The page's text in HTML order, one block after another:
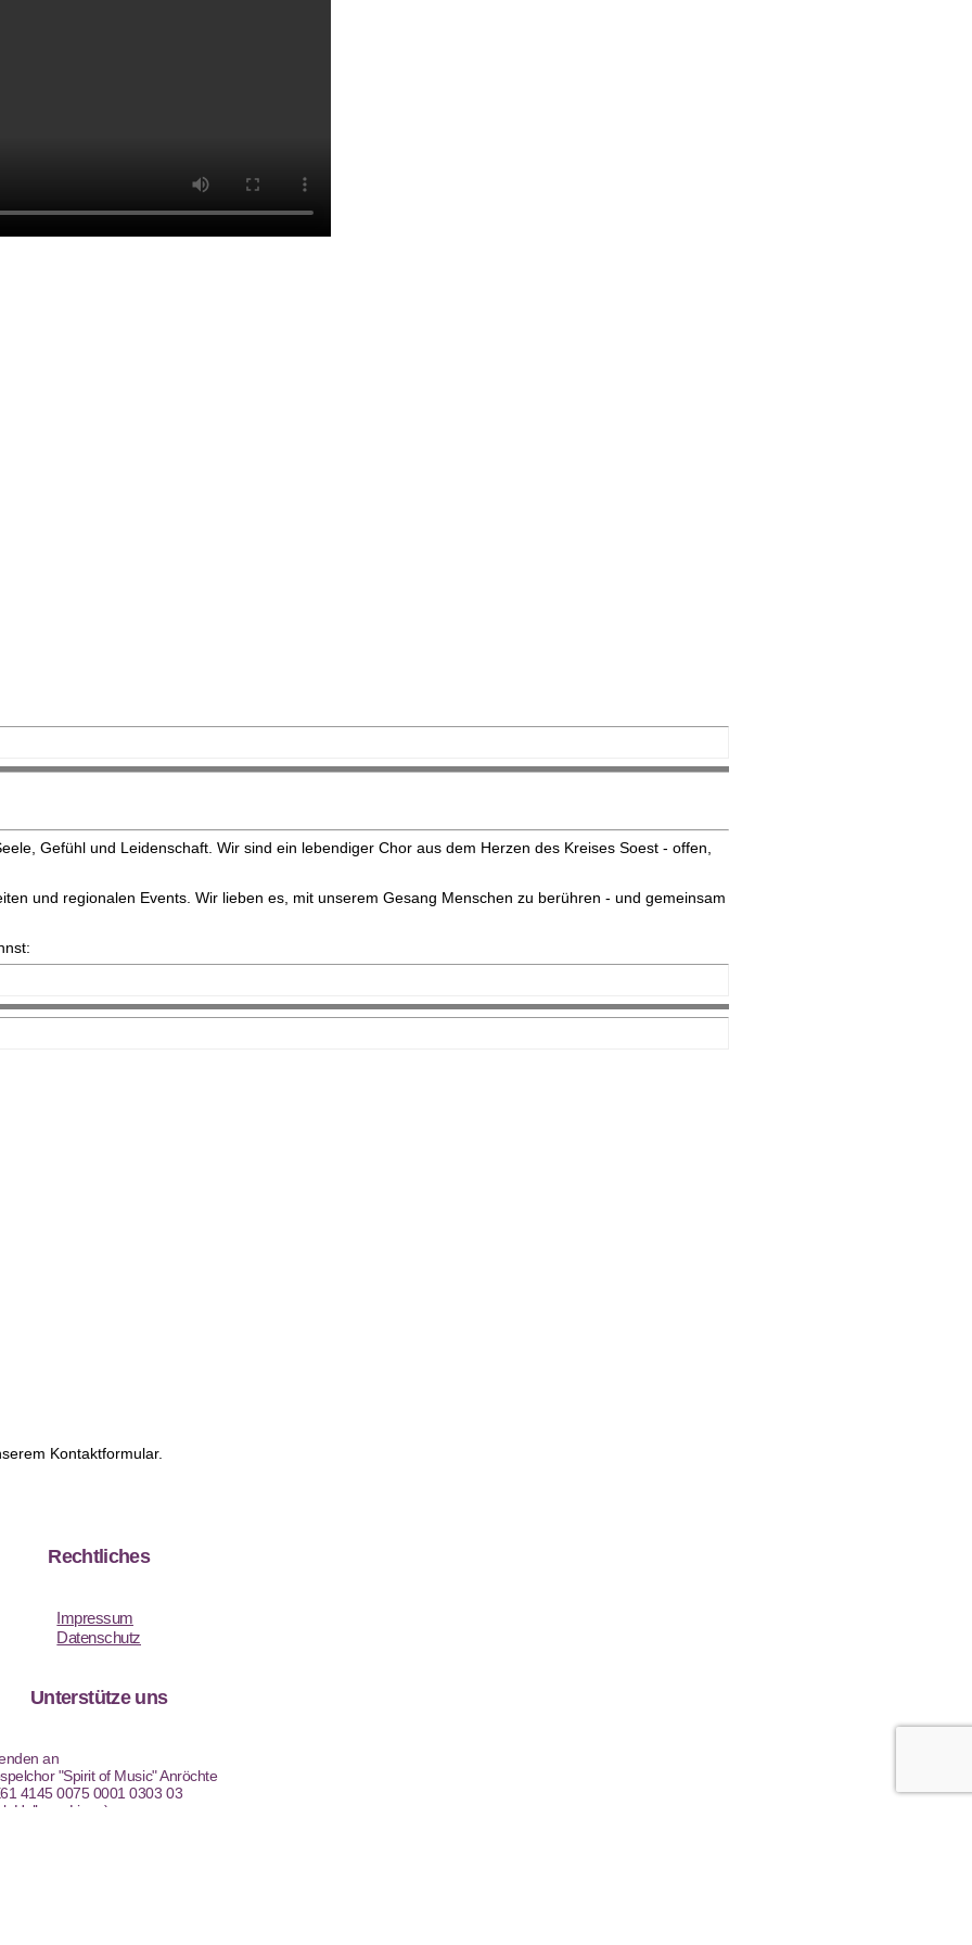
Gefühl und Leidenschaft. Wir sind ein lebendiger Chor aus dem Herzen des Kreises Soest - offen,
und regionalen Events. Wir lieben es, mit unserem Gesang Menschen zu berühren - und gemeinsam
Kontaktformular.
Rechtliches
Impressum
Datenschutz
Unterstütze uns
an
"Spirit of Music" Anröchte
4145 0075 0001 0303 03
Hellweg-Lippe)